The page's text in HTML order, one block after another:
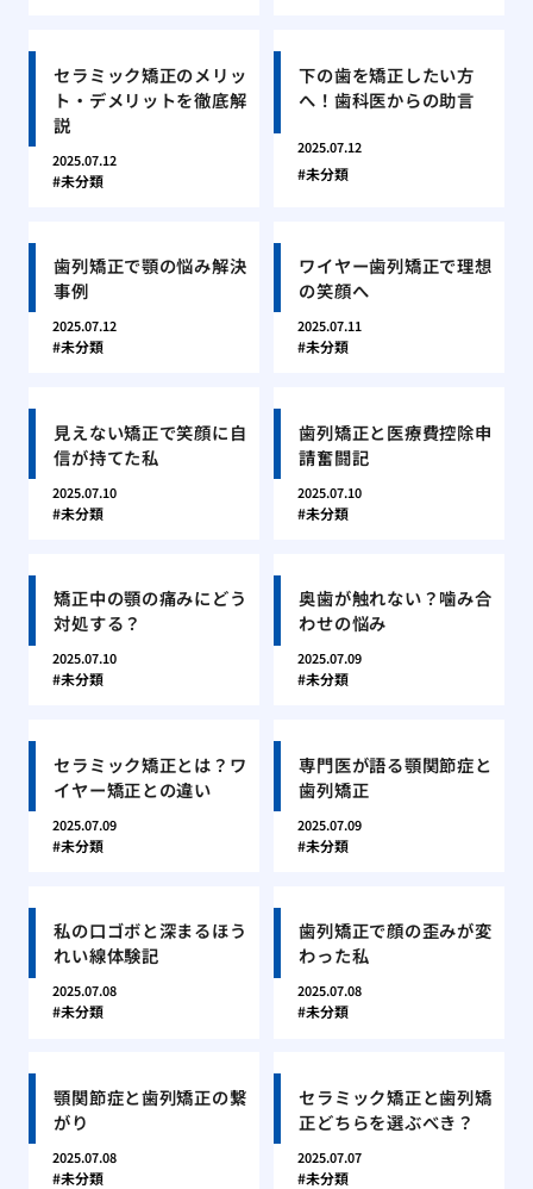
セラミック矯正のメリッ
ト・デメリットを徹底解
説
2025.07.12
未分類
下の歯を矯正したい方
へ！歯科医からの助言
2025.07.12
未分類
歯列矯正で顎の悩み解決
事例
2025.07.12
未分類
ワイヤー歯列矯正で理想
の笑顔へ
2025.07.11
未分類
見えない矯正で笑顔に自
信が持てた私
2025.07.10
未分類
歯列矯正と医療費控除申
請奮闘記
2025.07.10
未分類
矯正中の顎の痛みにどう
対処する？
2025.07.10
未分類
奥歯が触れない？噛み合
わせの悩み
2025.07.09
未分類
セラミック矯正とは？ワ
イヤー矯正との違い
2025.07.09
未分類
専門医が語る顎関節症と
歯列矯正
2025.07.09
未分類
私の口ゴボと深まるほう
れい線体験記
2025.07.08
未分類
歯列矯正で顔の歪みが変
わった私
2025.07.08
未分類
顎関節症と歯列矯正の繋
がり
2025.07.08
未分類
セラミック矯正と歯列矯
正どちらを選ぶべき？
2025.07.07
未分類